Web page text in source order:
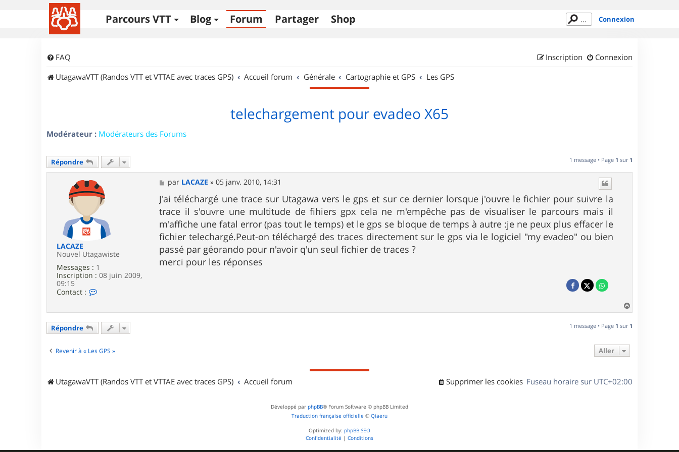
Parcours VTT Blog Forum Partager Shop Connexion
FAQ Connexion
Inscription
UtagawaVTT (Randos VTT et VTTAE avec traces GPS)
Accueil forum Générale Cartographie et GPS Les GPS
telechargement pour evadeo X65
Modérateur : Modérateurs des Forums
Répondre 1 message • Page 1 sur 1
LACAZE
Nouvel Utagawiste
Messages : 1
Inscription : 08 juin 2009,
09:15
Contact :
t
a
c
e
r
C
A
M
e
s
s
a
g
e
par LACAZE »05 janv. 2010, 14:31
J'ai téléchargé une trace sur Utagawa vers le gps et sur ce dernier lorsque j'ouvre le fichier pour suivre la
trace il s'ouvre une multitude de fihiers gpx cela ne m'empêche pas de visualiser le parcours mais il
m'affiche une fatal error (pas tout le temps) et le gps se bloque de temps à autre :je ne peux plus effacer le
fichier telechargé.Peut-on téléchargé des traces directement sur le gps via le logiciel "my evadeo" ou bien
passé par géorando pour n'avoir q'un seul fichier de traces ?
merci pour les réponses
a
t
Répondre 1 message • Page 1 sur 1
Revenir à « Les GPS » Aller
UtagawaVTT (Randos VTT et VTTAE avec traces GPS) Accueil forum Fuseau horaire sur UTC+02:00
Supprimer les cookies
Développé par phpBB® Forum Software © phpBB Limited
Traduction française officielle © Qiaeru
Optimized by: phpBB SEO
Confidentialité | Conditions